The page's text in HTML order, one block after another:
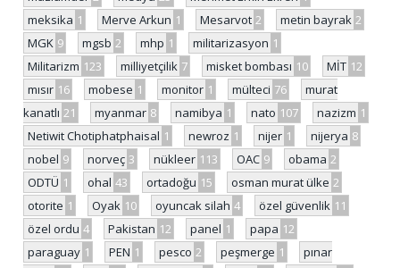
meksika 1 Merve Arkun 1 Mesarvot 2 metin bayrak 2
MGK 9 mgsb 2 mhp 1 militarizasyon 1
Militarizm 123 milliyetçilik 7 misket bombası 10 MİT 12
mısır 16 mobese 1 monitor 1 mülteci 76
murat
kanatlı 21 myanmar 8 namibya 1 nato 107 nazizm 1
Netiwit Chotiphatphaisal 1 newroz 1 nijer 1 nijerya 8
nobel 9 norveç 3 nükleer 113 OAC 9 obama 2
ODTÜ 1 ohal 43 ortadoğu 15 osman murat ülke 2
otorite 1 Oyak 10 oyuncak silah 4 özel güvenlik 11
özel ordu 4 Pakistan 12 panel 1 papa 12
paraguay 1 PEN 1 pesco 2 peşmerge 1
pınar